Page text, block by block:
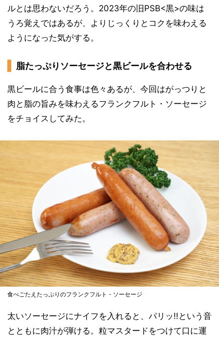
ルとは思わないだろう。2023年の旧PSB<黒>の味は
うろ覚えではあるが、よりじっくりとコクを味わえる
ようになった気がする。
脂たっぷりソーセージと黒ビールを合わせる
黒ビールに合う食事は色々あるが、今回はがっつりと
肉と脂の旨みを味わえるフランクフルト・ソーセージ
をチョイスしてみた。
食べごたえたっぷりのフランクフルト・ソーセージ
太いソーセージにナイフを入れると、パリッ!!という音
とともに肉汁が弾ける。粒マスタードをつけて口に運